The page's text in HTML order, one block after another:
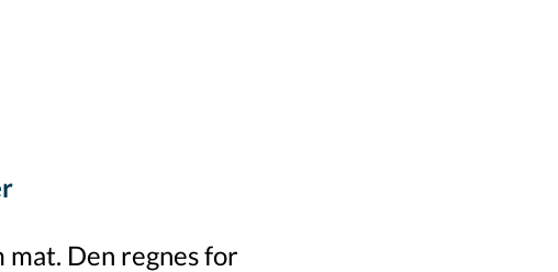
mat. Den regnes for